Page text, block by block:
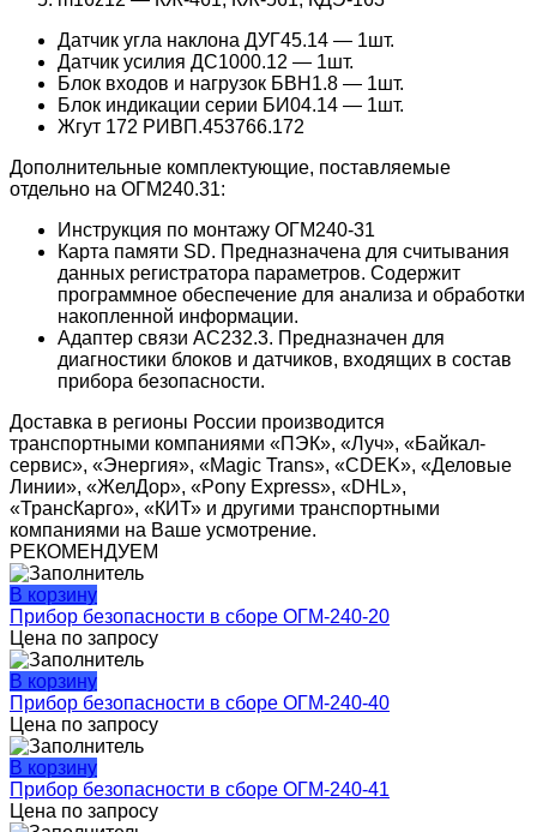
Датчик угла наклона ДУГ45.14 — 1шт.
Датчик усилия ДС1000.12 — 1шт.
Блок входов и нагрузок БВН1.8 — 1шт.
Блок индикации серии БИ04.14 — 1шт.
Жгут 172 РИВП.453766.172
Дополнительные комплектующие, поставляемые
отдельно на ОГМ240.31:
Инструкция по монтажу ОГМ240-31
Карта памяти SD. Предназначена для считывания
данных регистратора параметров. Содержит
программное обеспечение для анализа и обработки
накопленной информации.
Адаптер связи АС232.3. Предназначен для
диагностики блоков и датчиков, входящих в состав
прибора безопасности.
Доставка в регионы России производится
транспортными компаниями «ПЭК», «Луч», «Байкал-
сервис», «Энергия», «Magic Trans», «CDEK», «Деловые
Линии», «ЖелДор», «Pony Express», «DHL»,
«ТрансКарго», «КИТ» и другими транспортными
компаниями на Ваше усмотрение.
РЕКОМЕНДУЕМ
В корзину
Прибор безопасности в сборе ОГМ-240-20
Цена по запросу
В корзину
Прибор безопасности в сборе ОГМ-240-40
Цена по запросу
В корзину
Прибор безопасности в сборе ОГМ-240-41
Цена по запросу